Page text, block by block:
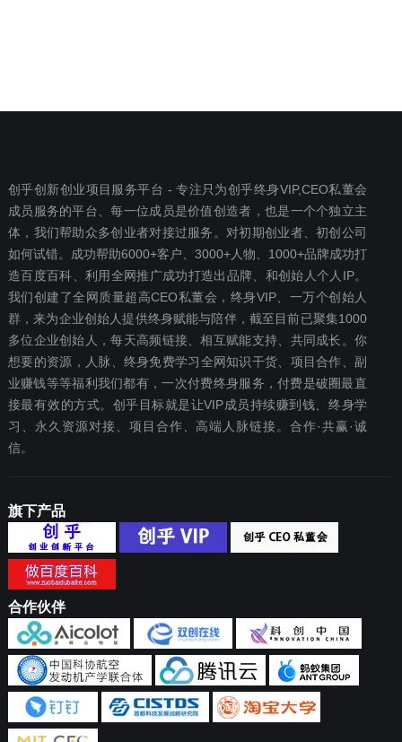
创乎创新创业项目服务平台 - 专注只为创乎终身VIP,CEO私董会
成员服务的平台、每一位成员是价值创造者，也是一个个独立主
体，我们帮助众多创业者对接过服务。对初期创业者、初创公司
如何试错。成功帮助6000+客户、3000+人物、1000+品牌成功打
造百度百科、利用全网推广成功打造出品牌、和创始人个人IP。
我们创建了全网质量超高CEO私董会，终身VIP、一万个创始人
群，来为企业创始人提供终身赋能与陪伴，截至目前已聚集1000
多位企业创始人，每天高频链接、相互赋能支持、共同成长。你
想要‬的资源，人脉、终身免费学习全网知识干货、项目合作、副
业赚钱等等福利我们都‬有，一次付费终‬身服务，付费是破圈最‬直
接最有效‬的方式。创乎目标就是让VIP成员持续赚到钱、终身学
习、永久资源对接、项目合作、高端人脉链接。合作·共赢·诚
信。
旗下产品
合作伙伴